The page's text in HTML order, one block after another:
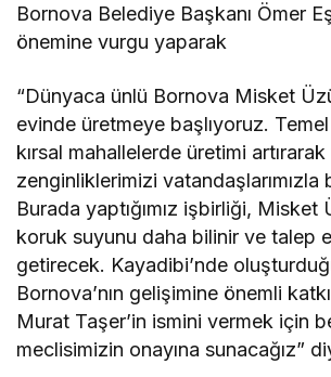
Bornova Belediye Başkanı Ömer
önemine vurgu yaparak
“Dünyaca ünlü Bornova Misket
evinde üretmeye başlıyoruz. Temel
kırsal mahallelerde üretimi
zenginliklerimizi vatandaşlarımızla
Burada yaptığımız işbirliği, Misket
koruk suyunu daha bilinir ve talep
getirecek. Kayadibi’nde
Bornova’nın gelişimine önemli
Murat Taşer’in ismini vermek için
meclisimizin onayına sunacağız”